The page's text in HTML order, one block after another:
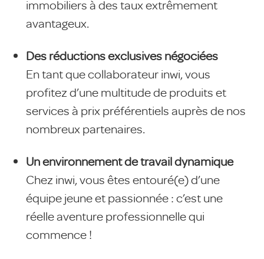
immobiliers à des taux extrêmement
avantageux.
Des réductions exclusives négociées
En tant que collaborateur inwi, vous
profitez d’une multitude de produits et
services à prix préférentiels auprès de nos
nombreux partenaires.
Un environnement de travail dynamique
Chez inwi, vous êtes entouré(e) d’une
équipe jeune et passionnée : c’est une
réelle aventure professionnelle qui
commence !